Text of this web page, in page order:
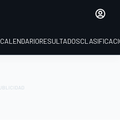
CALENDARIORESULTADOS